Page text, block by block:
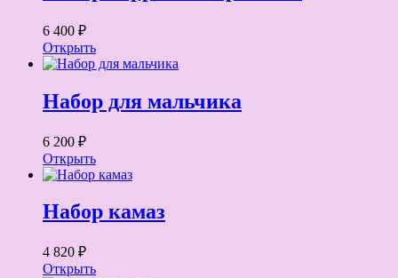
6 400 ₽
Открыть
Набор для мальчика
6 200 ₽
Открыть
Набор камаз
4 820 ₽
Открыть